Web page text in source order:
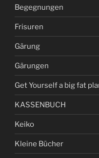
Begegnungen
Frisuren
Gärung
Gärungen
Get Yourself a big fat
KASSENBUCH
Keiko
Kleine Bücher